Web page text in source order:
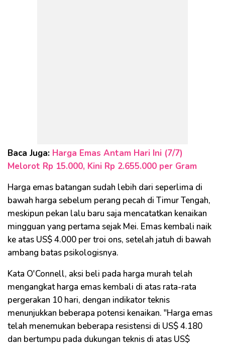
Baca Juga: Harga Emas Antam Hari Ini (7/7)
Melorot Rp 15.000, Kini Rp 2.655.000 per Gram
Harga emas batangan sudah lebih dari seperlima di
bawah harga sebelum perang pecah di Timur Tengah,
meskipun pekan lalu baru saja mencatatkan kenaikan
mingguan yang pertama sejak Mei. Emas kembali naik
ke atas US$ 4.000 per troi ons, setelah jatuh di bawah
ambang batas psikologisnya.
Kata O'Connell, aksi beli pada harga murah telah
mengangkat harga emas kembali di atas rata-rata
pergerakan 10 hari, dengan indikator teknis
menunjukkan beberapa potensi kenaikan. "Harga emas
telah menemukan beberapa resistensi di US$ 4.180
dan bertumpu pada dukungan teknis di atas US$